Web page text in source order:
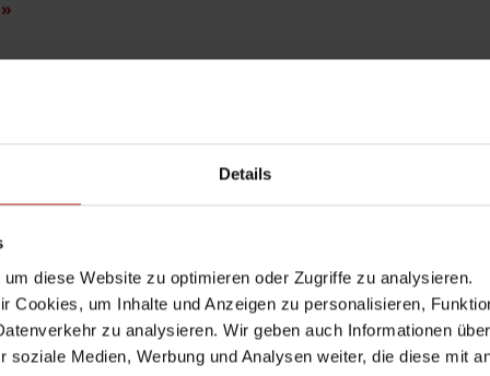
Details
diese Website zu optimieren oder Zugriffe zu analysieren.
Cookies, um Inhalte und Anzeigen zu personalisieren,
zu analysieren. Wir geben auch Informationen
soziale Medien, Werbung und Analysen weiter, die diese mit
»
Sicherheitshinweis:
Update-Empfehlung
Werner Maier Comment
Fireware Release v2026.2.1 / v12.12.1 schließt
die alle Firebox-Modelle mit Fireware v12.x, v2025.1 bis